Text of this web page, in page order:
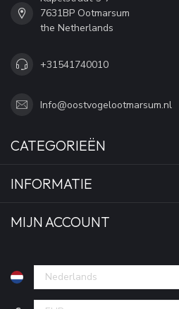
7631BP Ootmarsum
the Netherlands
+31541740010
Info@oostvogelootmarsum.nl
CATEGORIEËN
INFORMATIE
MIJN ACCOUNT